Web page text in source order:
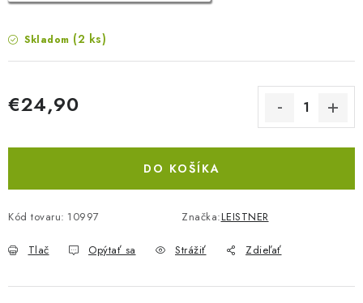
Skladom (2 ks)
€24,90
DO KOŠÍKA
Kód tovaru: 10997 Značka:LEISTNER
Tlač Opýtať sa Strážiť Zdieľať